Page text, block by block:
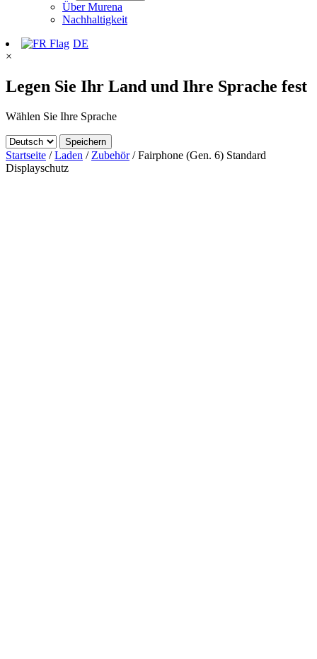
Über Murena
Nachhaltigkeit
DE
×
Legen Sie Ihr Land und Ihre Sprache fest
Wählen Sie Ihre Sprache
Speichern
Startseite /Laden / Zubehör/ Fairphone (Gen. 6) Standard
Displayschutz